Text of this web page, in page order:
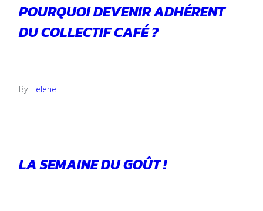
POURQUOI DEVENIR ADHÉRENT
DU COLLECTIF CAFÉ ?
By Helene
LA SEMAINE DU GOÛT !